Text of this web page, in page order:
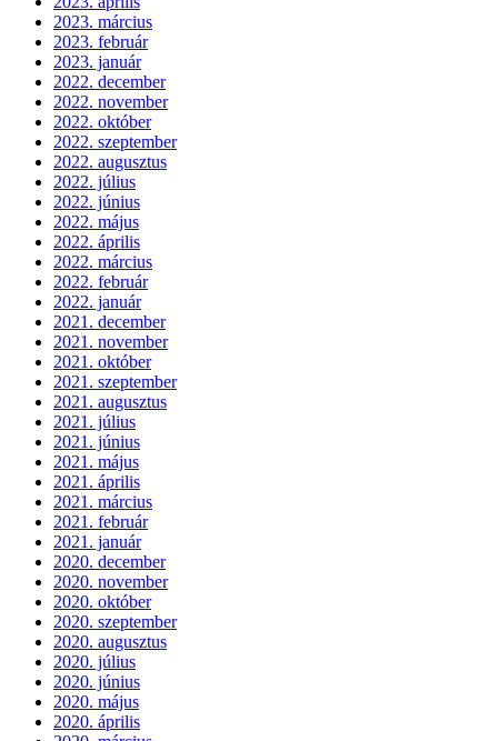
2023. március
2023. február
2023. január
2022. december
2022. november
2022. október
2022. szeptember
2022. augusztus
2022. július
2022. június
2022. május
2022. április
2022. március
2022. február
2022. január
2021. december
2021. november
2021. október
2021. szeptember
2021. augusztus
2021. július
2021. június
2021. május
2021. április
2021. március
2021. február
2021. január
2020. december
2020. november
2020. október
2020. szeptember
2020. augusztus
2020. július
2020. június
2020. május
2020. április